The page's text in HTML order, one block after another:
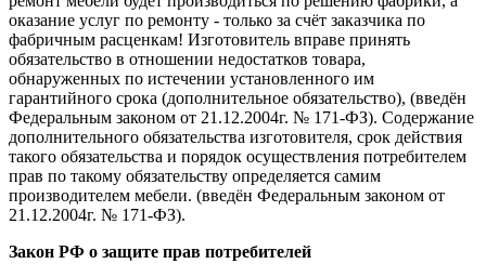
оказание услуг по ремонту - только за счёт заказчика по
фабричным расценкам! Изготовитель вправе принять
обязательство в отношении недостатков товара,
обнаруженных по истечении установленного им
гарантийного срока (дополнительное обязательство), (введён
Федеральным законом от 21.12.2004г. № 171-ФЗ). Содержание
дополнительного обязательства изготовителя, срок действия
такого обязательства и порядок осуществления потребителем
прав по такому обязательству определяется самим
производителем мебели. (введён Федеральным законом от
21.12.2004г. № 171-ФЗ).
Закон РФ о защите прав потребителей